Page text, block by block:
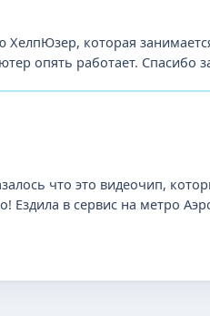
которая
опять работает. Спасибо
что это видеочип,
Ездила в сервис на метро